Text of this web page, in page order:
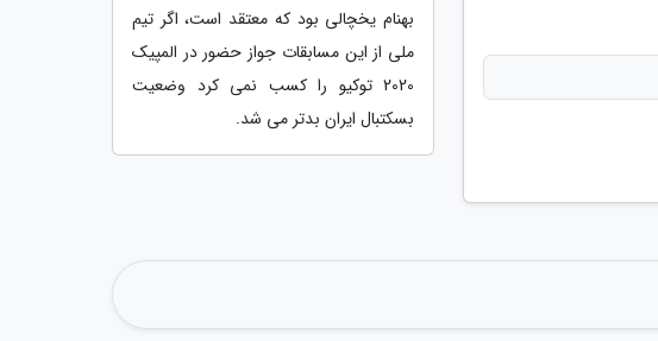
بهنام یخچالی بود که معتقد است، اگر تیم
ملی از این مسابقات جواز حضور در المپیک
2020 توکیو را کسب نمی کرد وضعیت
بسکتبال ایران بدتر می شد.